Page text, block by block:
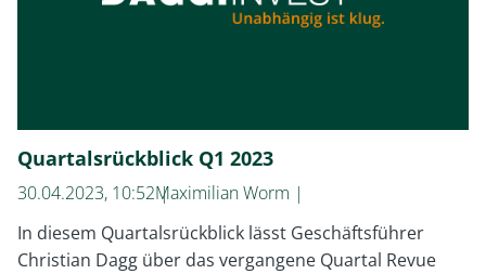
Quartalsrückblick Q1 2023
30.04.2023, 10:52Maximilian Worm
In diesem Quartalsrückblick lässt Geschäftsführer
Christian Dagg über das vergangene Quartal Revue